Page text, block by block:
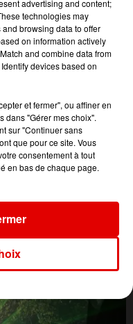
advertising and content;
technologies may
browsing data to offer
on information actively
and combine data from
devices based on
et fermer", ou affiner en
dans "Gérer mes choix".
sur "Continuer sans
que pour ce site. Vous
consentement à tout
en bas de chaque page.